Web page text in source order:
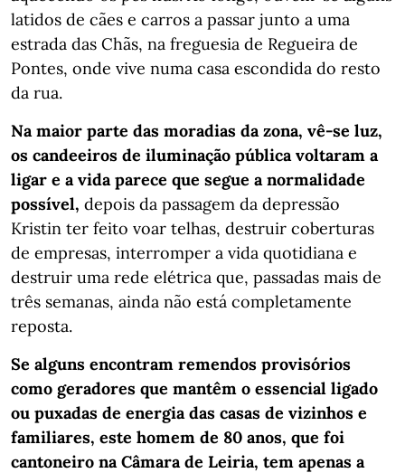
latidos de cães e carros a passar junto a uma
estrada das Chãs, na freguesia de Regueira de
Pontes, onde vive numa casa escondida do resto
da rua.
Na maior parte das moradias da zona, vê-se luz,
os candeeiros de iluminação pública voltaram a
ligar e a vida parece que segue a normalidade
possível, depois da passagem da depressão
Kristin ter feito voar telhas, destruir coberturas
de empresas, interromper a vida quotidiana e
destruir uma rede elétrica que, passadas mais de
três semanas, ainda não está completamente
reposta.
Se alguns encontram remendos provisórios
como geradores que mantêm o essencial ligado
ou puxadas de energia das casas de vizinhos e
familiares, este homem de 80 anos, que foi
cantoneiro na Câmara de Leiria, tem apenas a